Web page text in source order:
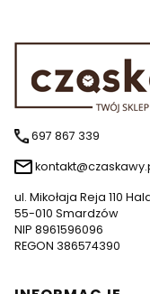
697 867 339
ul. Mikołaja Reja 110
55-010 Smardzów
NIP 8961596096
REGON 386574390